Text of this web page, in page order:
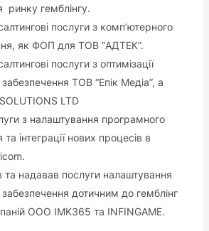
ринку гемблінгу.
послуги з комп’ютерного
як ФОП для ТОВ “АДТЕК”.
послуги з оптимізації
ТОВ “Епік Медіа”, а
LTD
з налаштування програмного
інтеграції нових процесів в
та надавав послуги налаштування
дотичним до гемблінг
ООО IMK365 та INFINGAME.